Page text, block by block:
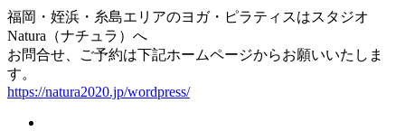
福岡・姪浜・糸島エリアのヨガ・ピラティスはスタジオ
Natura（ナチュラ）へ
お問合せ、ご予約は下記ホームページからお願いいたしま
す。
https://natura2020.jp/wordpress/